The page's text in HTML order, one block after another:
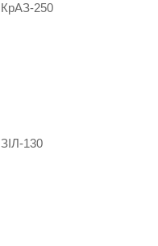
КрАЗ-250
ЗІЛ-130